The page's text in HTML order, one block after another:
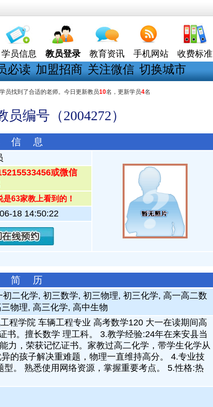
学员信息 教员登录 教育资讯 手机网站 收费标准
必读 加盟招商 关注微信 切换城市
员找到了合适的老师。今日更新教员10名，更新学员4名
编号（2004272）
信 息
或微信
63家教上看到的！
18 14:50:22
简 历
二化学, 初三数学, 初三物理, 初三化学, 高一高二数
物理, 高三化学, 高中生物
程学院 车辆工程专业 高考数学120 大一在读期间高
书。擅长数学 理工科。 3.教学经验:24年在来安县当
力，荣获记忆证书。家教过高二化学，带学生化学从
的孩子解决重难题，物理一直维持高分。 4.专业技
。 熟悉使用网络资源，掌握重要考点。 5.性格:热